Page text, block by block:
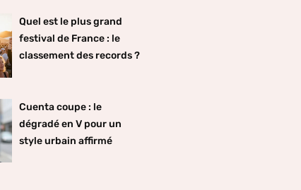
Quel est le plus grand
festival de France : le
classement des records ?
Cuenta coupe : le
dégradé en V pour un
style urbain affirmé